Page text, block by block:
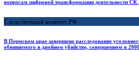
вопросам цифровой трансформации деятельности СК
Следственный комитет РФ
В Пермском крае завершено расследование
обвиняемого в двойном убийстве, совершенном в